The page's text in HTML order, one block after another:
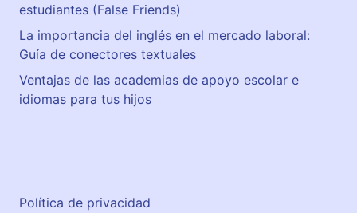
estudiantes (False Friends)
La importancia del inglés en el mercado laboral:
Guía de conectores textuales
Ventajas de las academias de apoyo escolar e
idiomas para tus hijos
Política de privacidad